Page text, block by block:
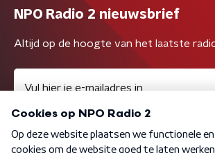
NPO Radio 2 nieuwsbrief
Altijd op de hoogte van het laatste